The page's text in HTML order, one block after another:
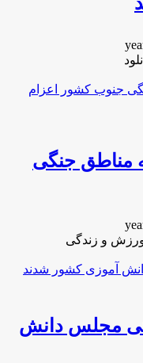
مناطق جنگی
مجلس دانش